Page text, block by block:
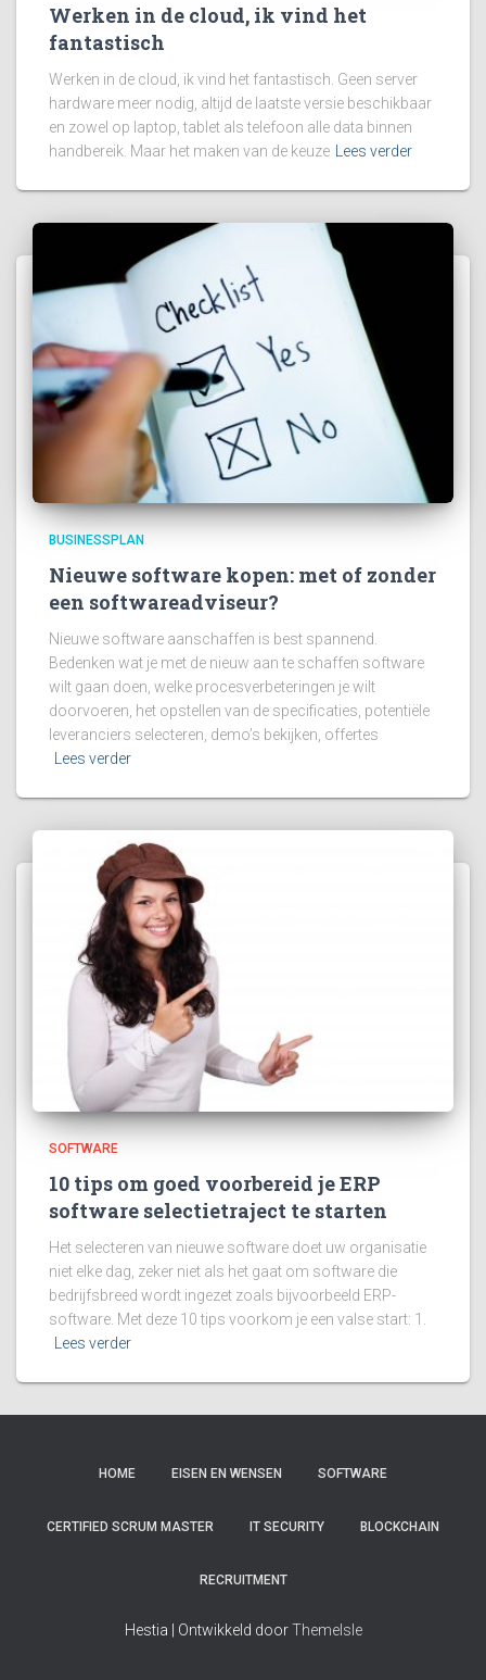
Werken in de cloud, ik vind het
fantastisch
Werken in de cloud, ik vind het fantastisch. Geen server
hardware meer nodig, altijd de laatste versie beschikbaar
en zowel op laptop, tablet als telefoon alle data binnen
handbereik. Maar het maken van de keuze
Lees verder
BUSINESSPLAN
Nieuwe software kopen: met of zonder
een softwareadviseur?
Nieuwe software aanschaffen is best spannend.
Bedenken wat je met de nieuw aan te schaffen software
wilt gaan doen, welke procesverbeteringen je wilt
doorvoeren, het opstellen van de specificaties, potentiële
leveranciers selecteren, demo’s bekijken, offertes
Lees verder
SOFTWARE
10 tips om goed voorbereid je ERP
software selectietraject te starten
Het selecteren van nieuwe software doet uw organisatie
niet elke dag, zeker niet als het gaat om software die
bedrijfsbreed wordt ingezet zoals bijvoorbeeld ERP-
software. Met deze 10 tips voorkom je een valse start: 1.
Lees verder
HOME EISEN EN WENSEN SOFTWARE
CERTIFIED SCRUM MASTER IT SECURITY BLOCKCHAIN
RECRUITMENT
Hestia | Ontwikkeld doorThemeIsle